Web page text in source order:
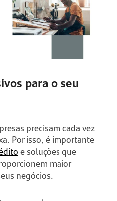
para o seu
precisam cada vez
Por isso, é importante
e soluções que
maior
negócios.